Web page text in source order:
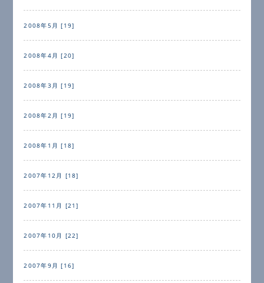
2008年5月 [19]
2008年4月 [20]
2008年3月 [19]
2008年2月 [19]
2008年1月 [18]
2007年12月 [18]
2007年11月 [21]
2007年10月 [22]
2007年9月 [16]